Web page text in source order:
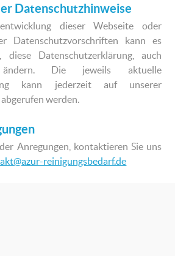
Datenschutzhinweise
dieser Webseite oder
Datenschutzvorschriften kann es
diese Datenschutzerklärung, auch
Die jeweils aktuelle
kann jederzeit auf unserer
werden.
Anregungen, kontaktieren Sie uns
reinigungsbedarf.de